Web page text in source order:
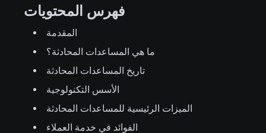
فهرس المحتويات
المقدمة
ما هي المساعدات المحادثة؟
تاريخ المساعدات المحادثة
الأسس التكنولوجية
الميزات الرئيسية للمساعدات المحادثة
الفوائد في خدمة العملاء